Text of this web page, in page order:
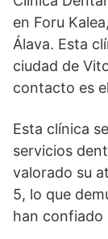
en Foru
Álava. Esta
ciudad de
contacto es
Esta clínica
servicios
valorado su
5, lo que
han confiado